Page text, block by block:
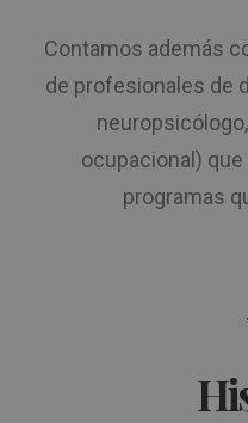
Contamos además
de profesionales de
ocupacional)
programas